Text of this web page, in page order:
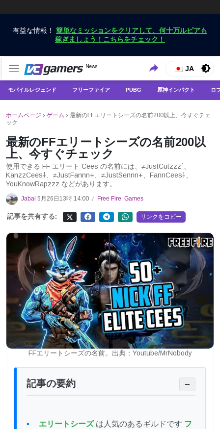
有益な情報！ 簡単なミッションをクリアして、何十万ルピアも
稼ぎましょう！こちらをチェック！
VCGamers ニュース
News
VCGamersだけで最新のゲームニュースを入手
JA
モバイルレジェンド フリーファイア PUBG 原神インパクト ロ
ホームページ › ゲーム › 最新のFFエリートシーズの名前200以上、今すぐチェ
ック
最新のFFエリートシーズの名前200以
上、今すぐチェック
使用できる FF エリート Cees の名前には、≠JustCutzzz`、
KanzzCees⸸、≠JustFannn+、≠JustSennn+、FannCees⸸、
YouKnowRapzzz などがあります。
Jabal 5月26日13時 14:00 / Free Fire, Games
記事を共有する: リンクをコピー
FFエリートシーズの名前。出典：Youtube/MrNobody
記事の要約 −
エリートシーズは人気のあるギルドです フ